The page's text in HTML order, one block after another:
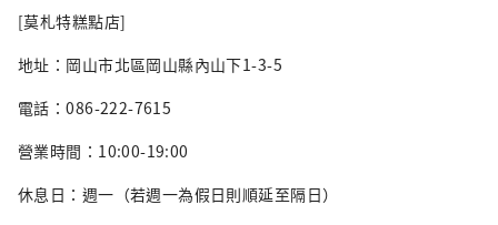
[莫札特糕點店]
地址：岡山市北區岡山縣內山下1-3-5
電話：086-222-7615
營業時間：10:00-19:00
休息日：週一（若週一為假日則順延至隔日）